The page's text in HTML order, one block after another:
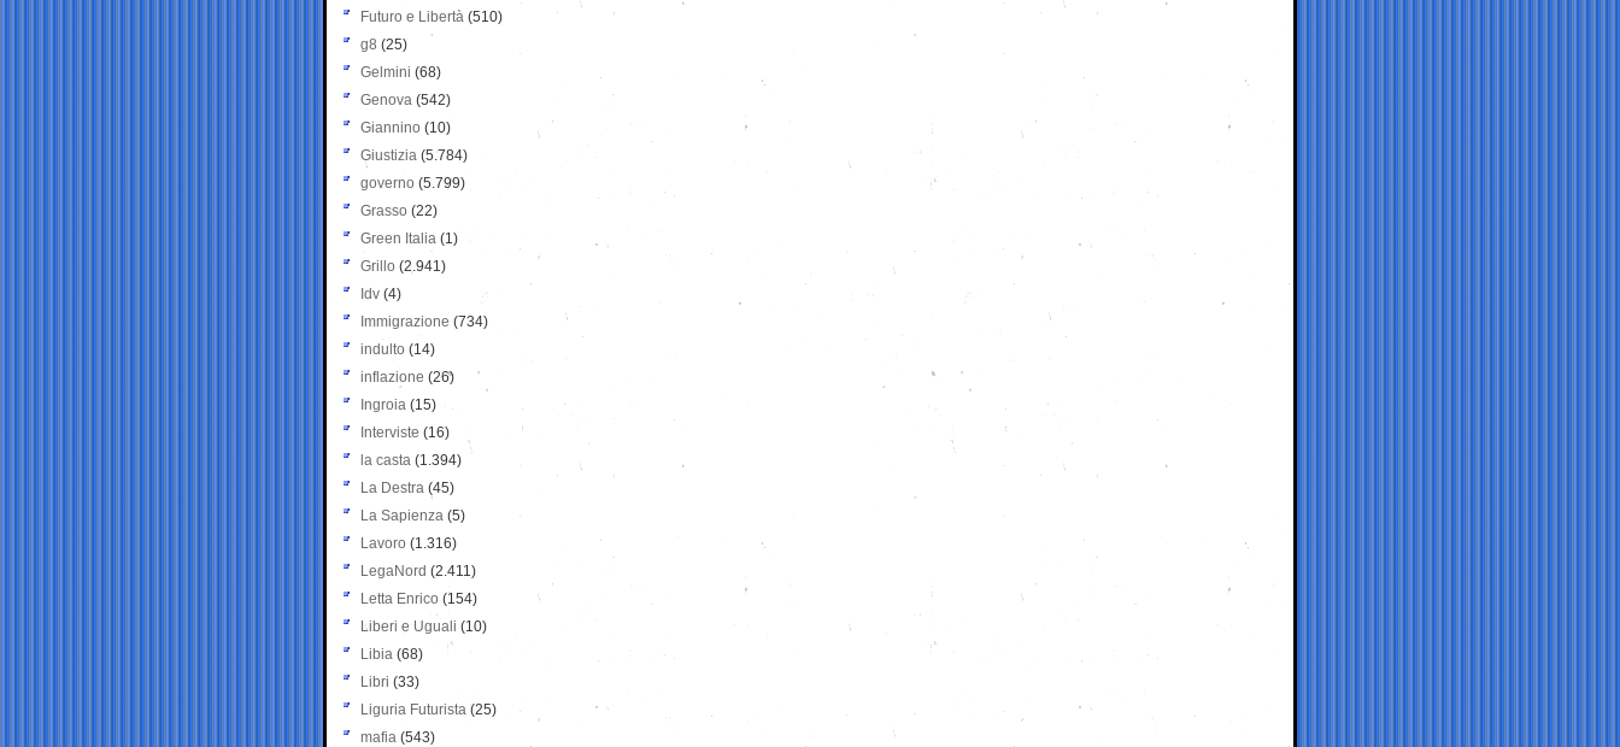
Futuro e Libertà (510)
g8 (25)
Gelmini (68)
Genova (542)
Giannino (10)
Giustizia (5.784)
governo (5.799)
Grasso (22)
Green Italia (1)
Grillo (2.941)
Idv (4)
Immigrazione (734)
indulto (14)
inflazione (26)
Ingroia (15)
Interviste (16)
la casta (1.394)
La Destra (45)
La Sapienza (5)
Lavoro (1.316)
LegaNord (2.411)
Letta Enrico (154)
Liberi e Uguali (10)
Libia (68)
Libri (33)
Liguria Futurista (25)
mafia (543)